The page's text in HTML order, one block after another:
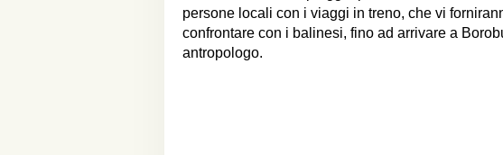
persone locali con i viaggi in treno, che vi
confrontare con i balinesi, fino ad arrivare a
antropologo.